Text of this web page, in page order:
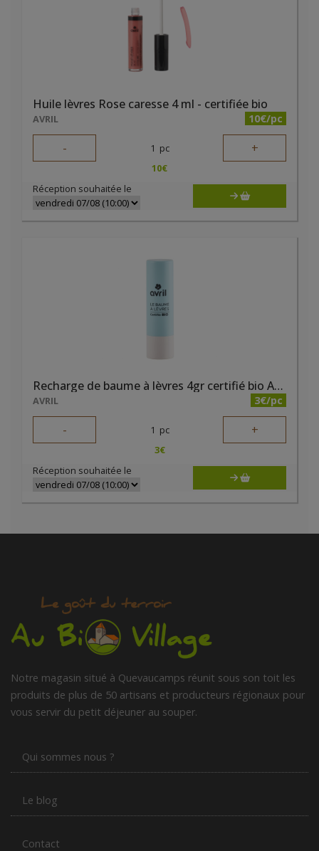
Huile lèvres Rose caresse 4 ml - certifiée bio
AVRIL 10€/pc
- 1 pc +
10€
Réception souhaitée le
Recharge de baume à lèvres 4gr certifié bio Avril
AVRIL 3€/pc
- 1 pc +
3€
Réception souhaitée le
Notre magasin situé à Quevaucamps réunit sous son toit les
produits de plus de 50 artisans et producteurs régionaux pour
vous servir du petit déjeuner au souper.
Qui sommes nous ?
Le blog
Contact